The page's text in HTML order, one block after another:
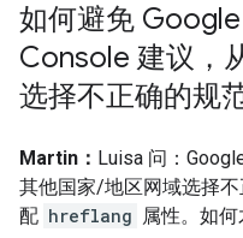
如何避免
Console 建议，
选择不正确的规
Martin： Luisa 问：
其他国家/地区网域选择
配 hreflang 属性。如